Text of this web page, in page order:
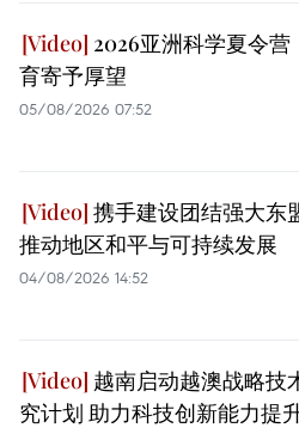
2026亚洲科学夏令营
育寄予厚望
05/08/2026 07:52
携手建设团结强大东
推动地区和平与可持续发展
04/08/2026 14:52
越南启动越澳战略技
究计划 助力科技创新能力提